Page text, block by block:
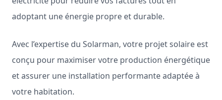
adoptant une énergie propre et durable.
Avec l’expertise du Solarman, votre projet solaire est
conçu pour maximiser votre production énergétique
et assurer une installation performante adaptée à
votre habitation.